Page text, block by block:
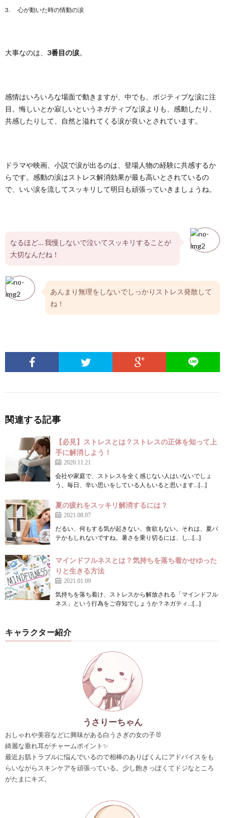
心が動いた時の情動の涙
大事なのは、 3番目の涙。
感情はいろいろな場面で動きますが、中でも、ポジティブな涙に注
目。悔しいとか寂しいというネガティブな涙よりも、感動したり、
共感したりして、自然と溢れてくる涙が良いとされています。
ドラマや映画、小説で涙が出るのは、登場人物の経験に共感するか
らです。感動の涙はストレス解消効果が最も高いとされているの
で、いい涙を流してスッキリして明日も頑張っていきましょうね。
なるほど… 我慢しないで泣いてスッキリすることが
大切なんだね！
あんまり無理をしないでしっかりストレス発散して
ね！
関連する記事
【必見】ストレスとは？ストレスの正体を知って上
手に解消しよう！
2020.11.21
会社や家庭で、ストレスを全く感じない人はいないでしょ
う。毎日、辛い思いをしている人もいると思います…[…]
夏の疲れをスッキリ解消するには？
2021.08.07
だるい、何もする気が起きない、食欲もない。それは、夏バ
テかもしれないですね。暑さを乗り切るには、し…[…]
マインドフルネスとは？気持ちを落ち着かせゆった
りと生きる方法
2021.01.09
気持ちを落ち着け、ストレスから解放される「マインドフル
ネス」という行為をご存知でしょうか？ネガティ…[…]
キャラクター紹介
うさりーちゃん
おしゃれや美容などに興味がある白うさぎの女の子🐰
綺麗な垂れ耳がチャームポイント✨
最近お肌トラブルに悩んでいるので相棒のありばくんにアドバイスをも
らいながらスキンケアを頑張っている。少し飽きっぽくてドジなところ
がたまにキズ。